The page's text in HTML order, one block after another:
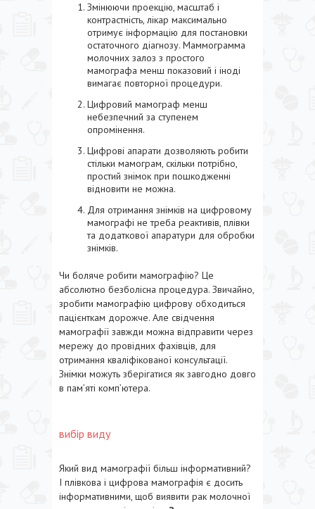
Змінюючи проекцію, масштаб і
контрастність, лікар максимально
отримує інформацію для постановки
остаточного діагнозу. Маммограмма
молочних залоз з простого
мамографа менш показовий і іноді
вимагає повторної процедури.
Цифровий мамограф менш
небезпечний за ступенем
опромінення.
Цифрові апарати дозволяють робити
стільки мамограм, скільки потрібно,
простий знімок при пошкодженні
відновити не можна.
Для отримання знімків на цифровому
мамографі не треба реактивів, плівки
та додаткової апаратури для обробки
знімків.
Чи боляче робити мамографію? Це
абсолютно безболісна процедура. Звичайно,
зробити мамографію цифрову обходиться
пацієнткам дорожче. Але свідчення
мамографії завжди можна відправити через
мережу до провідних фахівців, для
отримання кваліфікованої консультації.
Знімки можуть зберігатися як завгодно довго
в пам’яті комп’ютера.
вибір виду
Який вид мамографії більш інформативний?
І плівкова і цифрова мамографія є досить
інформативними, щоб виявити рак молочної